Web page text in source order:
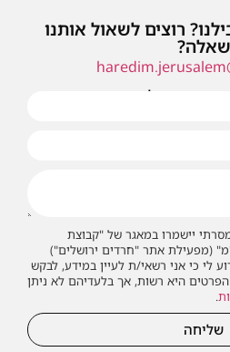
רוצים לשאול אותנו
שאלה?
ונחזור אליכם בהקדם
יישמרו במאגר של "קבוצת
(מפעילת אתר "חרדים ירושלים")
לי כי אני רשאי/ת לעיין במידע, לבקש
היא רשות, אך בלעדיהם לא ניתן
.
שליחה